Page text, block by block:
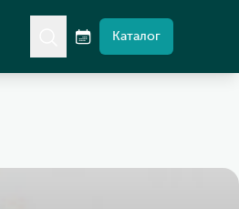
Каталог